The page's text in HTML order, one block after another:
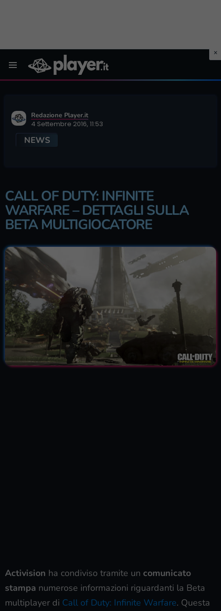
Redazione Player.it
4 Settembre 2016, 11:53
NEWS
CALL OF DUTY: INFINITE
WARFARE – DETTAGLI SULLA
BETA MULTIGIOCATORE
Activision ha condiviso tramite un comunicato
stampa numerose informazioni riguardanti la Beta
multiplayer di Call of Duty: Infinite Warfare. Questa